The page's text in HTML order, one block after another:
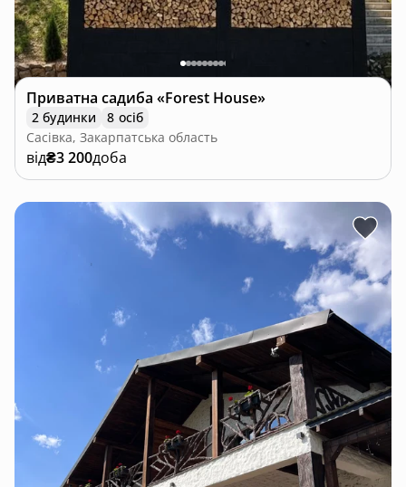
Приватна садиба «Forest House»
2 будинки
8 осіб
Сасівка, Закарпатська область
від₴3 200доба